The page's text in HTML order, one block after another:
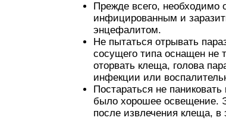
Прежде всего, необходимо
инфицированным и
энцефалитом.
Не пытаться отрывать
сосущего типа оснащен не
оторвать клеща, голова
инфекции или
Постараться не
было хорошее освещение.
после извлечения клеща, в